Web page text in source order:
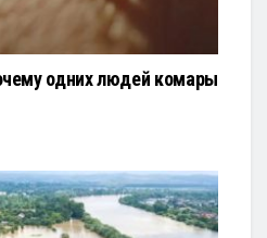
одних людей комары